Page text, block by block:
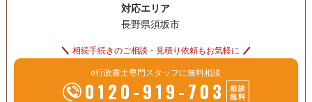
対応エリア
長野県須坂市
相続手続きのご相談・見積り依頼もお気軽に
e行政書士専門スタッフに無料相談
0120-919-703
相談
無料